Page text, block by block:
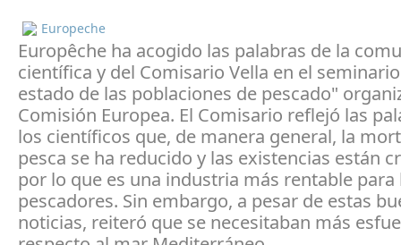
Europeche
Europêche ha acogido las palabras de la
científica y del Comisario Vella en el
estado de las poblaciones de pescado"
Comisión Europea. El Comisario reflejó las
los científicos que, de manera general, la
pesca se ha reducido y las existencias están
por lo que es una industria más rentable para
pescadores. Sin embargo, a pesar de estas
noticias, reiteró que se necesitaban más